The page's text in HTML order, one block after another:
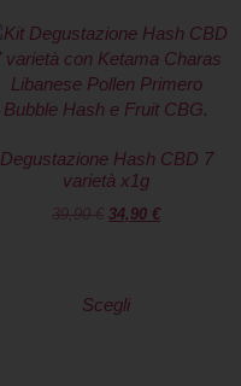
Degustazione Hash CBD 7
varietà x1g
39,90€ 34,90 €
Scegli